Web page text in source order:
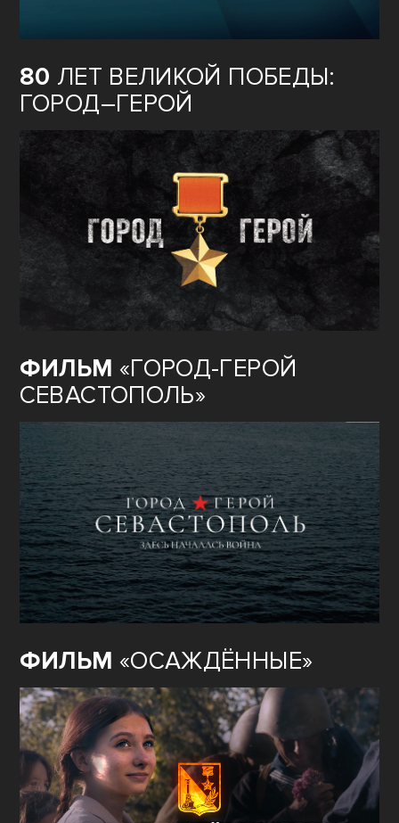
80 ЛЕТ ВЕЛИКОЙ ПОБЕДЫ:
ГОРОД–ГЕРОЙ
ФИЛЬМ «ГОРОД-ГЕРОЙ
СЕВАСТОПОЛЬ»
ФИЛЬМ «ОСАЖДЁННЫЕ»